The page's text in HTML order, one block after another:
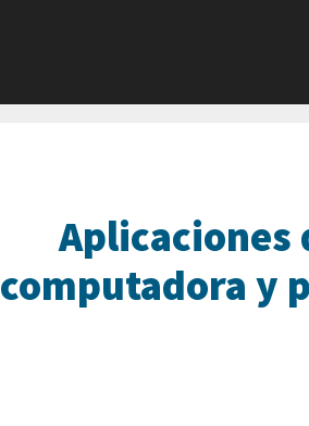
Aplicaciones
computadora y